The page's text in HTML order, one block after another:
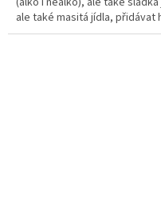
ale také masitá jídla, přidávat